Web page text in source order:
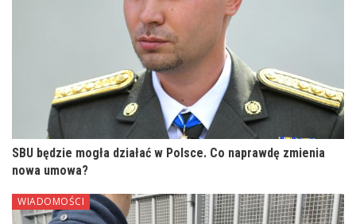
SBU będzie mogła działać w Polsce. Co naprawdę zmienia
nowa umowa?
WIADOMOŚCI